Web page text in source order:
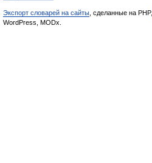
Экспорт словарей на сайты , сделанные на PHP,
WordPress, MODx.